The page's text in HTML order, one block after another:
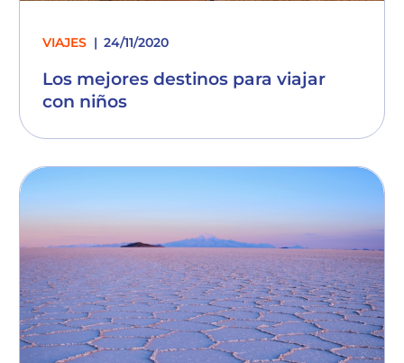
VIAJES 24/11/2020
Los mejores destinos para viajar
con niños